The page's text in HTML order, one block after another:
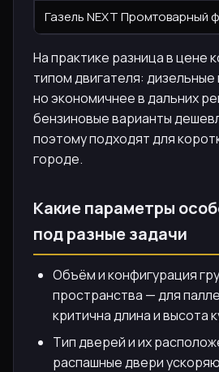
Газель NEXT Промтоварный
На практике разница в цене
типом двигателя:
но экономичнее в дальних
бензиновые варианты
поэтому подходят для
городе.
Какие параметры
под разные задачи
Объём и конфигурация
пространства — для
критична длина и высота
Тип дверей и их
распашные двери